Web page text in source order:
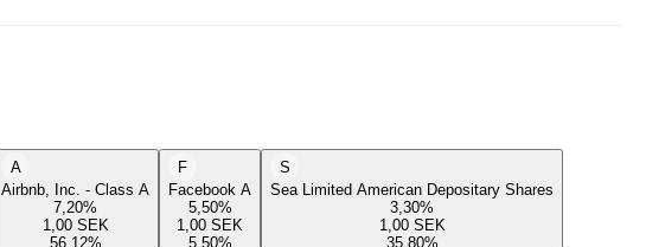
A
Airbnb, Inc. - Class A
7,20%
1,00 SEK
56,12%
F
Facebook A
5,50%
1,00 SEK
5,50%
S
Sea Limited American Depositary Shares
3,30%
1,00 SEK
35,80%